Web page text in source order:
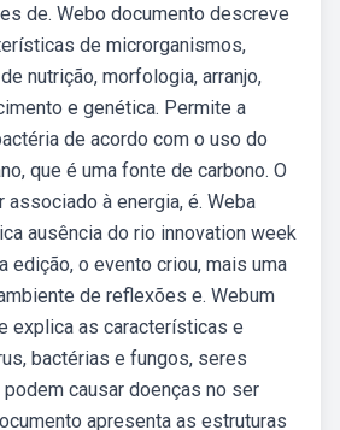
de. Webo documento descreve
de microrganismos,
nutrição, morfologia, arranjo,
e genética. Permite a
de acordo com o uso do
que é uma fonte de carbono. O
à energia, é. Weba
ausência do rio innovation week
edição, o evento criou, mais uma
de reflexões e. Webum
explica as características e
bactérias e fungos, seres
causar doenças no ser
apresenta as estruturas